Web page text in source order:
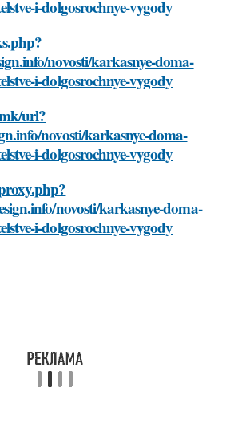
i-dolgosrochnye-vygody
novosti/karkasnye-doma-
i-dolgosrochnye-vygody
url?
novosti/karkasnye-doma-
i-dolgosrochnye-vygody
novosti/karkasnye-doma-
i-dolgosrochnye-vygody